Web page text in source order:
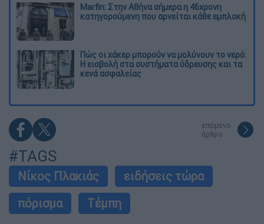
Marfin: Στην Αθήνα σήμερα η 46χρονη
κατηγορούμενη που αρνείται κάθε εμπλοκή
Πώς οι χάκερ μπορούν να μολύνουν το νερό:
Η εισβολή στα συστήματα ύδρευσης και τα
κενά ασφαλείας
επόμενο
άρθρο
#TAGS
Νίκος Πλακιάς
ειδήσεις τώρα
πόρισμα
Τέμπη